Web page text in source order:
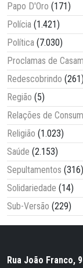
Papo D'Oro (171)
Polícia (1.421)
Política (7.030)
Proclamas de
Redescobrindo (261)
Região (5)
Relações de
Religião (1.023)
Saúde (2.153)
Sepultamentos (316)
Solidariedade (14)
Sub-Versão (229)
Rua João Franco,